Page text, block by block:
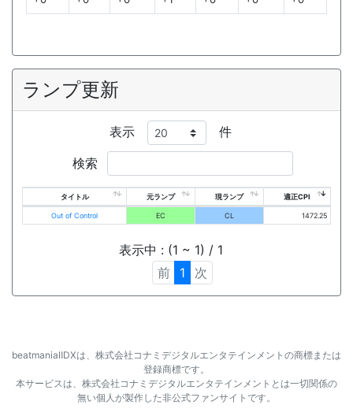
ランプ更新
表示 件
検索
タイトル 元ランプ 現ランプ 適正CPI
Out of Control EC CL 1472.25
表示中 : (1 ~ 1) / 1
前
1 次
beatmaniaⅡDXは、株式会社コナミデジタルエンタテインメントの商標または
登録商標です。
本サービスは、株式会社コナミデジタルエンタテインメントとは一切関係の
無い個人が製作した非公式ファンサイトです。